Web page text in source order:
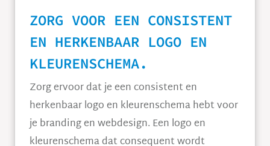
ZORG VOOR EEN CONSISTENT
EN HERKENBAAR LOGO EN
KLEURENSCHEMA.
Zorg ervoor dat je een consistent en
herkenbaar logo en kleurenschema hebt voor
je branding en webdesign. Een logo en
kleurenschema dat consequent wordt